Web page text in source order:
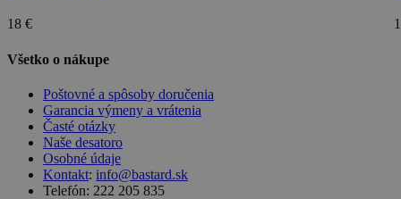
18 €
Všetko o nákupe
Poštovné a spôsoby doručenia
Garancia výmeny a vrátenia
Časté otázky
Naše desatoro
Osobné údaje
Kontakt: info@bastard.sk
Telefón: 222 205 835